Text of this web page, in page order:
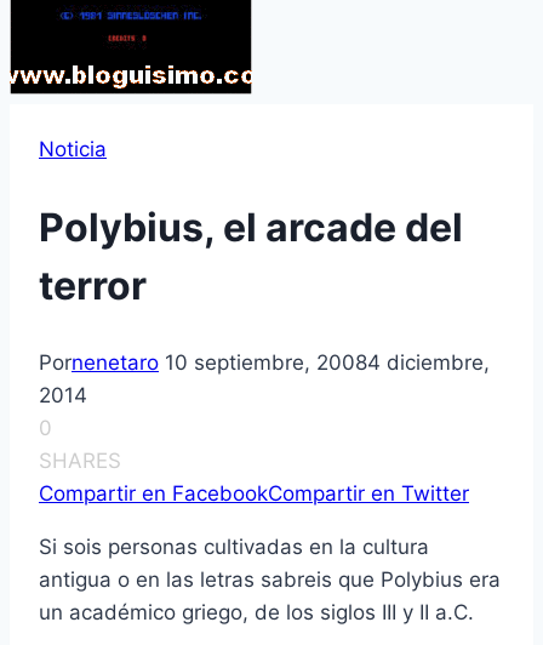
Noticia
Polybius, el arcade del
terror
Pornenetaro 10 septiembre, 20084 diciembre,
2014
0
SHARES
Compartir en FacebookCompartir en Twitter
Si sois personas cultivadas en la cultura
antigua o en las letras sabreis que Polybius era
un académico griego, de los siglos III y II a.C.